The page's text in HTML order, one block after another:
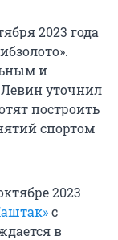
2023 года
и
уточнил
построить
спортом
2023
с
в